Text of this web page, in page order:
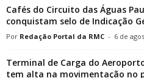
Cafés do Circuito das Águas
conquistam selo de Indicação
Redação Portal da RMC - 6 de
Terminal de Carga do
tem alta na movimentação no